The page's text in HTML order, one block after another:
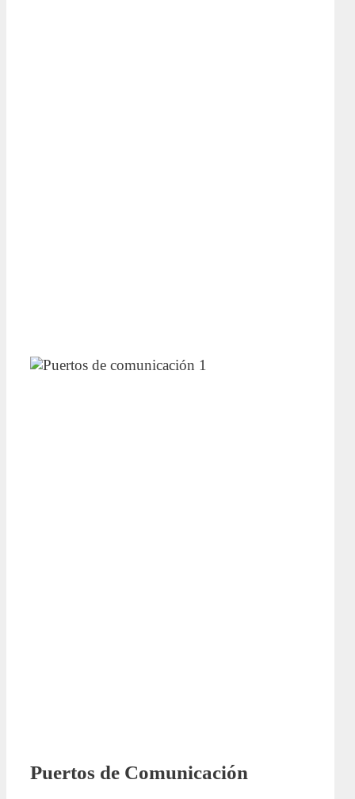
Puertos de Comunicación